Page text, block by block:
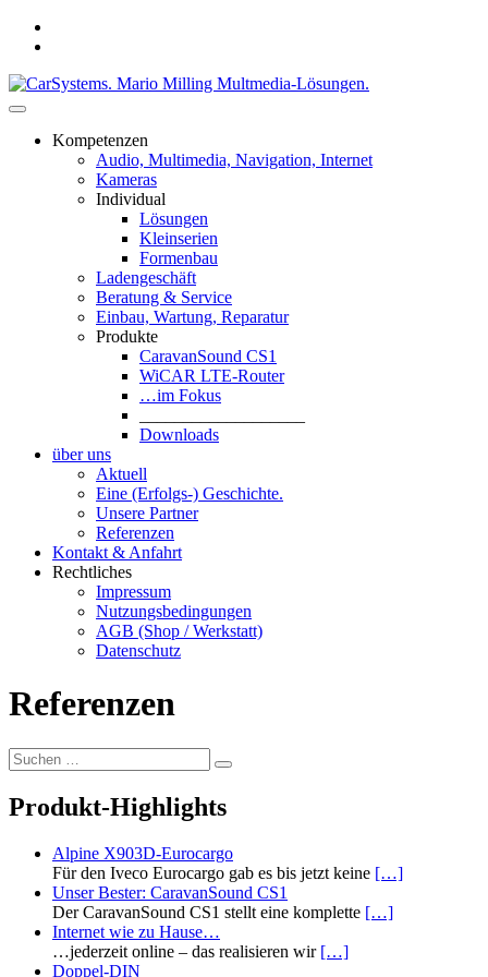
Zum
Inhalt
CarSystems. Mario Milling Multmedia-
Lösungen.
Kompetenzen
Audio, Multimedia, Navigation, Internet
Kameras
Individual
Lösungen
Kleinserien
Formenbau
Ladengeschäft
Beratung & Service
Einbau, Wartung, Reparatur
Produkte
CaravanSound CS1
WiCAR LTE-Router
…im Fokus
Downloads
über uns
Aktuell
Eine (Erfolgs-) Geschichte.
Unsere Partner
Referenzen
Kontakt & Anfahrt
Rechtliches
Impressum
Nutzungsbedingungen
AGB (Shop / Werkstatt)
Datenschutz
Referenzen
Suchen …
Produkt-Highlights
Alpine X903D-Eurocargo
Für den Iveco Eurocargo gab es bis jetzt keine […]
Unser Bester: CaravanSound CS1
Der CaravanSound CS1 stellt eine komplette […]
Internet wie zu Hause…
…jederzeit online – das realisieren wir […]
Doppel-DIN